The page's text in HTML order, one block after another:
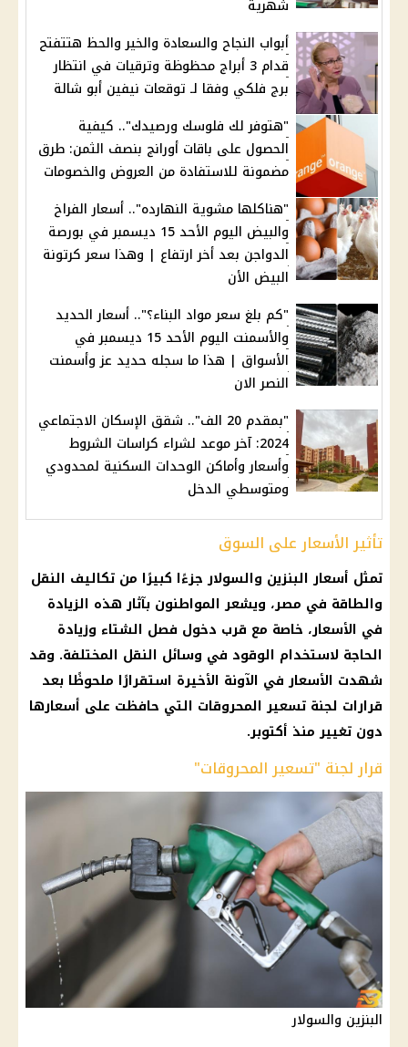
شهرية
أبواب النجاح والسعادة والخير والحظ هتتفتح
قدام 3 أبراج محظوظة وترقيات في انتظار
برج فلكي وفقا لـ توقعات نيفين أبو شالة
"هتوفر لك فلوسك ورصيدك".. كيفية
الحصول على باقات أورانج بنصف الثمن: طرق
مضمونة للاستفادة من العروض والخصومات
"هناكلها مشوية النهارده".. أسعار الفراخ
والبيض اليوم الأحد 15 ديسمبر في بورصة
الدواجن بعد أخر ارتفاع | وهذا سعر كرتونة
البيض الأن
"كم بلغ سعر مواد البناء؟".. أسعار الحديد
والأسمنت اليوم الأحد 15 ديسمبر في
الأسواق | هذا ما سجله حديد عز وأسمنت
النصر الان
"بمقدم 20 الف".. شقق الإسكان الاجتماعي
2024: آخر موعد لشراء كراسات الشروط
وأسعار وأماكن الوحدات السكنية لمحدودي
ومتوسطي الدخل
تأثير الأسعار على السوق
تمثل أسعار البنزين والسولارجزءًا كبيرًا من تكاليف النقل
والطاقة في مصر، ويشعر المواطنون بآثار هذه الزيادة
في الأسعار، خاصة مع قرب دخول فصل الشتاء وزيادة
الحاجة لاستخدام الوقود في وسائل النقل المختلفة. وقد
شهدت الأسعارفي الآونة الأخيرة استقرارًا ملحوظًا بعد
قرارات لجنة تسعيرالمحروقات التي حافظت على أسعارها
دون تغيير منذ أكتوبر.
قرار لجنة "تسعير المحروقات"
البنزين والسولار